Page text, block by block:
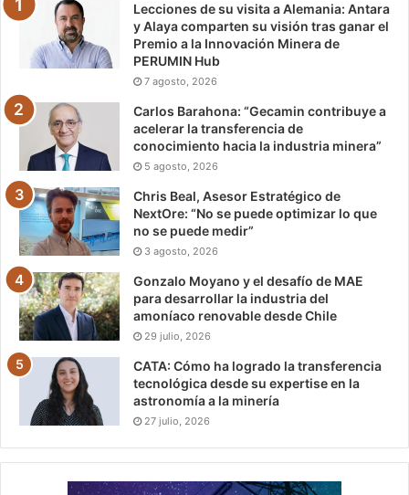
Lecciones de su visita a Alemania: Antara
y Alaya comparten su visión tras ganar el
Premio a la Innovación Minera de
PERUMIN Hub
7 agosto, 2026
Carlos Barahona: “Gecamin contribuye a
acelerar la transferencia de
conocimiento hacia la industria minera”
5 agosto, 2026
Chris Beal, Asesor Estratégico de
NextOre: “No se puede optimizar lo que
no se puede medir”
3 agosto, 2026
Gonzalo Moyano y el desafío de MAE
para desarrollar la industria del
amoníaco renovable desde Chile
29 julio, 2026
CATA: Cómo ha logrado la transferencia
tecnológica desde su expertise en la
astronomía a la minería
27 julio, 2026